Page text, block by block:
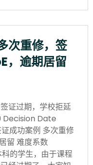
次重修，签
，逾期居留
证过期，学校拒延
Decision Date
成功案例 多次重修
留 难度系数
学生，由于课程